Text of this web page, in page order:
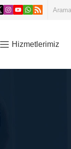
Hizmetlerimiz